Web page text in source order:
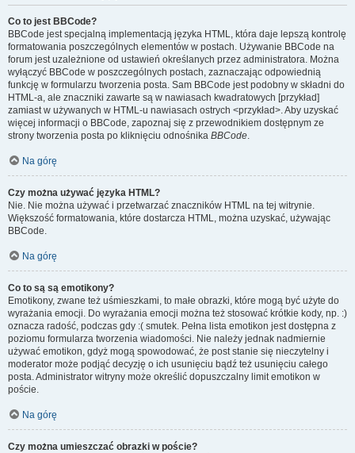
Co to jest BBCode?
BBCode jest specjalną implementacją języka HTML, która daje lepszą kontrolę
formatowania poszczególnych elementów w postach. Używanie BBCode na
forum jest uzależnione od ustawień określanych przez administratora. Można
wyłączyć BBCode w poszczególnych postach, zaznaczając odpowiednią
funkcję w formularzu tworzenia posta. Sam BBCode jest podobny w składni do
HTML-a, ale znaczniki zawarte są w nawiasach kwadratowych [przykład]
zamiast w używanych w HTML-u nawiasach ostrych <przykład>. Aby uzyskać
więcej informacji o BBCode, zapoznaj się z przewodnikiem dostępnym ze
strony tworzenia posta po kliknięciu odnośnika BBCode.
Na górę
Czy można używać języka HTML?
Nie. Nie można używać i przetwarzać znaczników HTML na tej witrynie.
Większość formatowania, które dostarcza HTML, można uzyskać, używając
BBCode.
Na górę
Co to są są emotikony?
Emotikony, zwane też uśmieszkami, to małe obrazki, które mogą być użyte do
wyrażania emocji. Do wyrażania emocji można też stosować krótkie kody, np. :)
oznacza radość, podczas gdy :( smutek. Pełna lista emotikon jest dostępna z
poziomu formularza tworzenia wiadomości. Nie należy jednak nadmiernie
używać emotikon, gdyż mogą spowodować, że post stanie się nieczytelny i
moderator może podjąć decyzję o ich usunięciu bądź też usunięciu całego
posta. Administrator witryny może określić dopuszczalny limit emotikon w
poście.
Na górę
Czy można umieszczać obrazki w poście?